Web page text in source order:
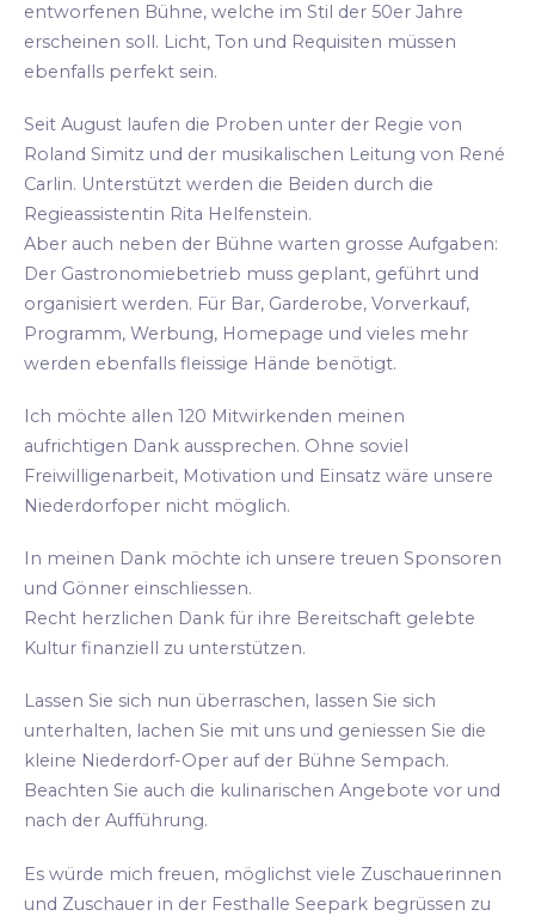
entworfenen Bühne, welche im Stil der 50er Jahre
erscheinen soll. Licht, Ton und Requisiten müssen
ebenfalls perfekt sein.
Seit August laufen die Proben unter der Regie von
Roland Simitz und der musikalischen Leitung von René
Carlin. Unterstützt werden die Beiden durch die
Regieassistentin Rita Helfenstein.
Aber auch neben der Bühne warten grosse Aufgaben:
Der Gastronomiebetrieb muss geplant, geführt und
organisiert werden. Für Bar, Garderobe, Vorverkauf,
Programm, Werbung, Homepage und vieles mehr
werden ebenfalls fleissige Hände benötigt.
Ich möchte allen 120 Mitwirkenden meinen
aufrichtigen Dank aussprechen. Ohne soviel
Freiwilligenarbeit, Motivation und Einsatz wäre unsere
Niederdorfoper nicht möglich.
In meinen Dank möchte ich unsere treuen Sponsoren
und Gönner einschliessen.
Recht herzlichen Dank für ihre Bereitschaft gelebte
Kultur finanziell zu unterstützen.
Lassen Sie sich nun überraschen, lassen Sie sich
unterhalten, lachen Sie mit uns und geniessen Sie die
kleine Niederdorf-Oper auf der Bühne Sempach.
Beachten Sie auch die kulinarischen Angebote vor und
nach der Aufführung.
Es würde mich freuen, möglichst viele Zuschauerinnen
und Zuschauer in der Festhalle Seepark begrüssen zu